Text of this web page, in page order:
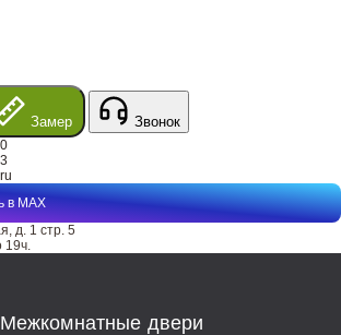
Замер Звонок
в MAX
д. 1 стр. 5
19ч.
Межкомнатные двери